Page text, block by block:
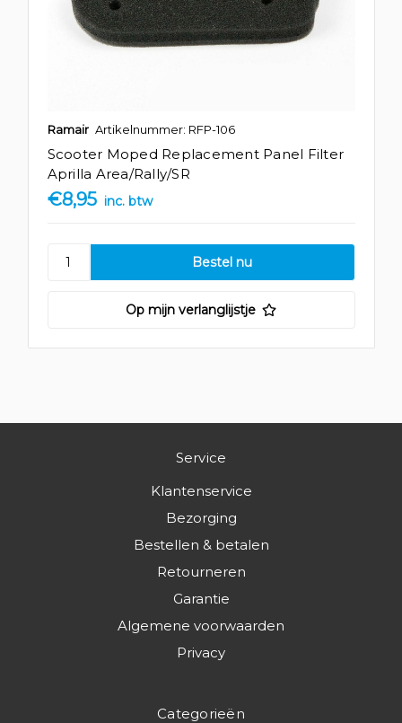
Ramair Artikelnummer: RFP-106
Scooter Moped Replacement Panel Filter
Aprilla Area/Rally/SR
€8,95 inc. btw
Op mijn verlanglijstje
Service
Klantenservice
Bezorging
Bestellen & betalen
Retourneren
Garantie
Algemene voorwaarden
Privacy
Categorieën